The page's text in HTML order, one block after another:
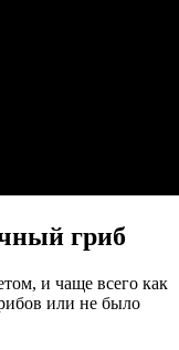
гриб
и чаще всего как
или не было